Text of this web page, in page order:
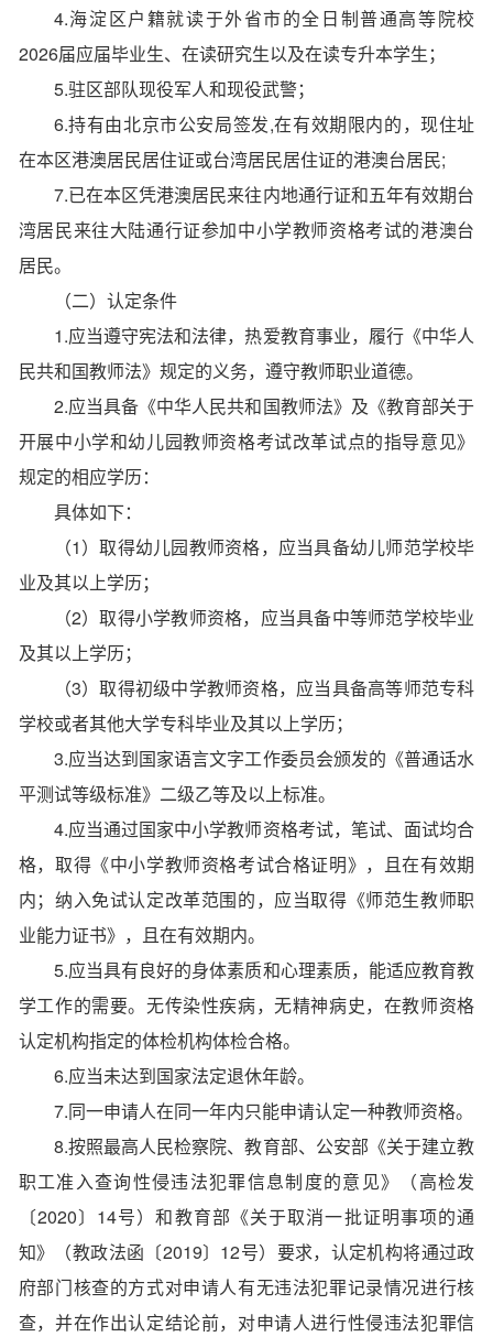
4.海淀区户籍就读于外省市的全日制普通高等院校
2026届应届毕业生、在读研究生以及在读专升本学生；
5.驻区部队现役军人和现役武警；
6.持有由北京市公安局签发,在有效期限内的，现住址
在本区港澳居民居住证或台湾居民居住证的港澳台居民;
7.已在本区凭港澳居民来往内地通行证和五年有效期台
湾居民来往大陆通行证参加中小学教师资格考试的港澳台
居民。
（二）认定条件
1.应当遵守宪法和法律，热爱教育事业，履行《中华人
民共和国教师法》规定的义务，遵守教师职业道德。
2.应当具备《中华人民共和国教师法》及《教育部关于
开展中小学和幼儿园教师资格考试改革试点的指导意见》
规定的相应学历：
具体如下：
（1）取得幼儿园教师资格，应当具备幼儿师范学校毕
业及其以上学历；
（2）取得小学教师资格，应当具备中等师范学校毕业
及其以上学历；
（3）取得初级中学教师资格，应当具备高等师范专科
学校或者其他大学专科毕业及其以上学历；
3.应当达到国家语言文字工作委员会颁发的《普通话水
平测试等级标准》二级乙等及以上标准。
4.应当通过国家中小学教师资格考试，笔试、面试均合
格，取得《中小学教师资格考试合格证明》，且在有效期
内；纳入免试认定改革范围的，应当取得《师范生教师职
业能力证书》，且在有效期内。
5.应当具有良好的身体素质和心理素质，能适应教育教
学工作的需要。无传染性疾病，无精神病史，在教师资格
认定机构指定的体检机构体检合格。
6.应当未达到国家法定退休年龄。
7.同一申请人在同一年内只能申请认定一种教师资格。
8.按照最高人民检察院、教育部、公安部《关于建立教
职工准入查询性侵违法犯罪信息制度的意见》（高检发
〔2020〕14号）和教育部《关于取消一批证明事项的通
知》（教政法函〔2019〕12号）要求，认定机构将通过政
府部门核查的方式对申请人有无违法犯罪记录情况进行核
查，并在作出认定结论前，对申请人进行性侵违法犯罪信